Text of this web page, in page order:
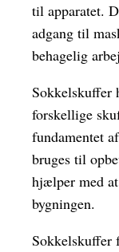
til apparatet.
adgang til
behagelig
Sokkelskuffer
forskellige
fundamentet
bruges til
hjælper med
bygningen.
Sokkelskuffer